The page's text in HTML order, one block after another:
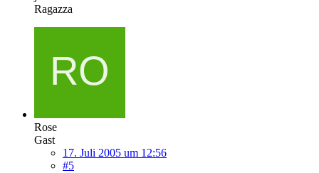
Ragazza
Rose
Gast
17. Juli 2005 um 12:56
#5